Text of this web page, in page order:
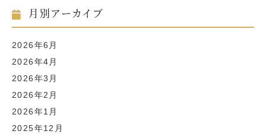
月別アーカイブ
2026年6月
2026年4月
2026年3月
2026年2月
2026年1月
2025年12月